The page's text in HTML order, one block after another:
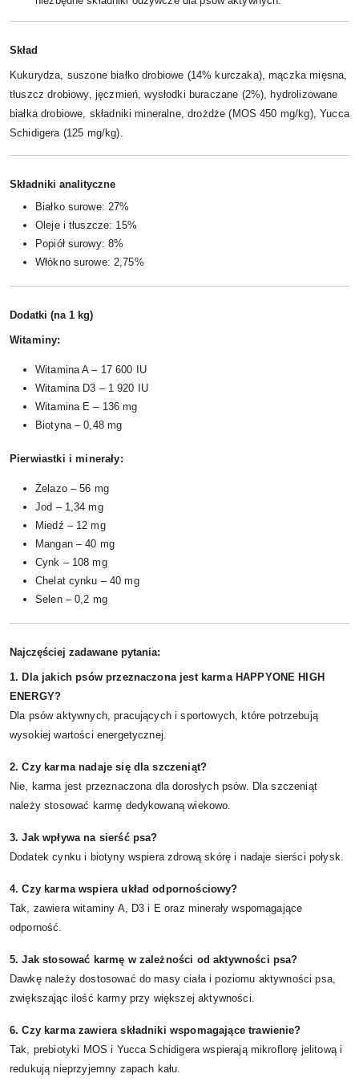
Skład
Kukurydza, suszone białko drobiowe (14% kurczaka), mączka mięsna,
tłuszcz drobiowy, jęczmień, wysłodki buraczane (2%), hydrolizowane
białka drobiowe, składniki mineralne, drożdże (MOS 450 mg/kg), Yucca
Schidigera (125 mg/kg).
Składniki analityczne
Białko surowe: 27%
Oleje i tłuszcze: 15%
Popiół surowy: 8%
Włókno surowe: 2,75%
Dodatki (na 1 kg)
Witaminy:
Witamina A – 17 600 IU
Witamina D3 – 1 920 IU
Witamina E – 136 mg
Biotyna – 0,48 mg
Pierwiastki i minerały:
Żelazo – 56 mg
Jod – 1,34 mg
Miedź – 12 mg
Mangan – 40 mg
Cynk – 108 mg
Chelat cynku – 40 mg
Selen – 0,2 mg
Najczęściej zadawane pytania:
1. Dla jakich psów przeznaczona jest karma HAPPYONE HIGH
ENERGY?
Dla psów aktywnych, pracujących i sportowych, które potrzebują
wysokiej wartości energetycznej.
2. Czy karma nadaje się dla szczeniąt?
Nie, karma jest przeznaczona dla dorosłych psów. Dla szczeniąt
należy stosować karmę dedykowaną wiekowo.
3. Jak wpływa na sierść psa?
Dodatek cynku i biotyny wspiera zdrową skórę i nadaje sierści połysk.
4. Czy karma wspiera układ odpornościowy?
Tak, zawiera witaminy A, D3 i E oraz minerały wspomagające
odporność.
5. Jak stosować karmę w zależności od aktywności psa?
Dawkę należy dostosować do masy ciała i poziomu aktywności psa,
zwiększając ilość karmy przy większej aktywności.
6. Czy karma zawiera składniki wspomagające trawienie?
Tak, prebiotyki MOS i Yucca Schidigera wspierają mikroflorę jelitową i
redukują nieprzyjemny zapach kału.